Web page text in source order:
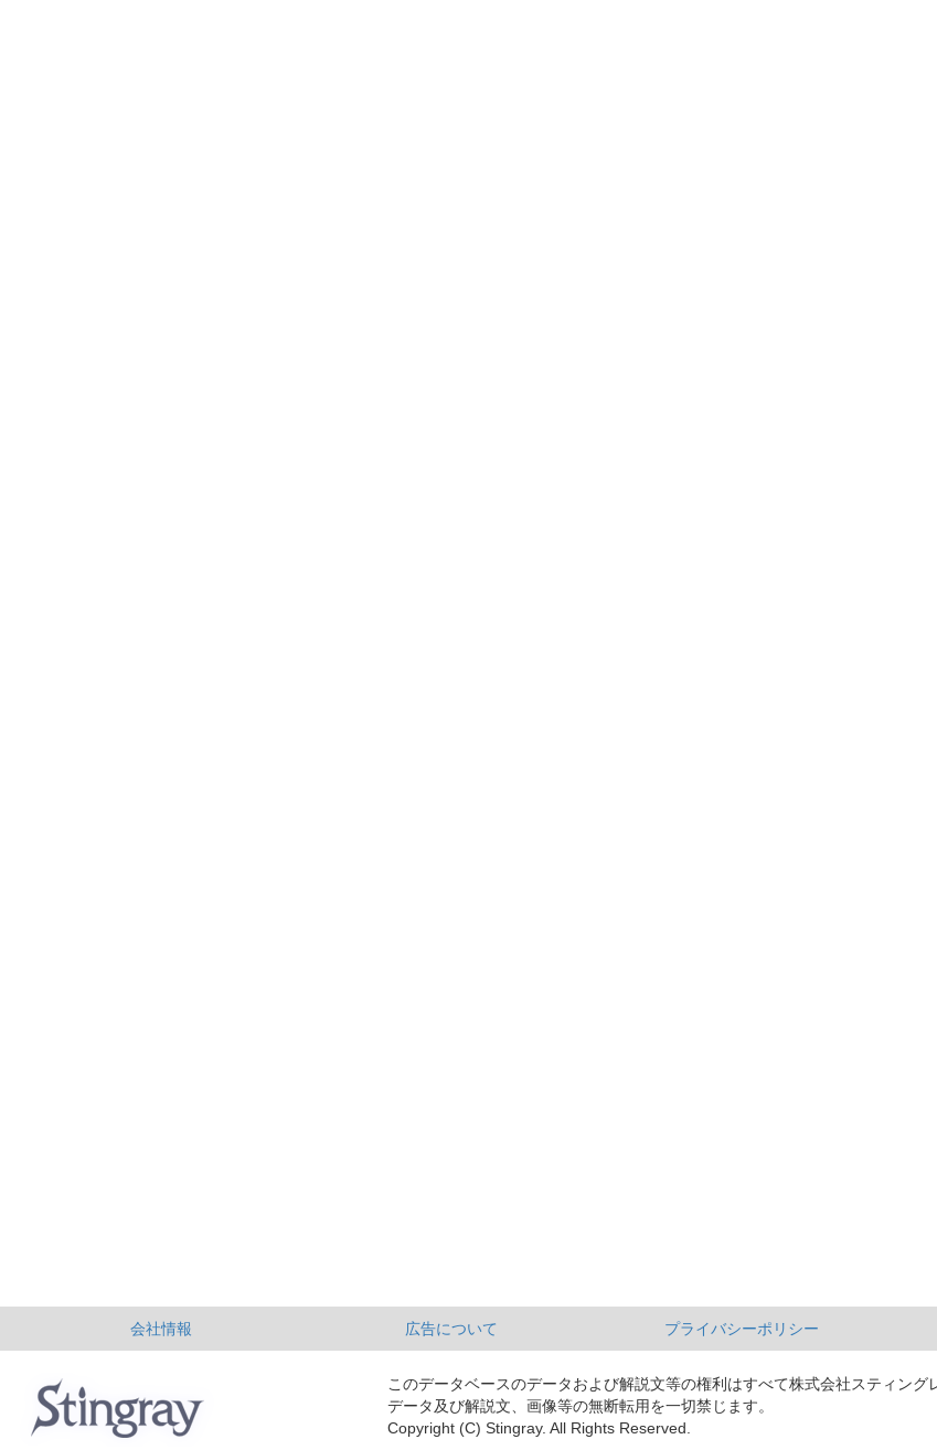
会社情報 広告について プライバシーポリシー
このデータベースのデータおよび解説文等の権利はすべて株式会社スティング
データ及び解説文、画像等の無断転用を一切禁じます。
Copyright (C) Stingray. All Rights Reserved.